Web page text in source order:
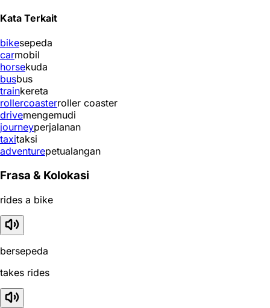
Kata Terkait
bikesepeda
carmobil
horsekuda
busbus
trainkereta
rollercoasterroller coaster
drivemengemudi
journeyperjalanan
taxitaksi
adventurepetualangan
Frasa & Kolokasi
rides a bike
bersepeda
takes rides